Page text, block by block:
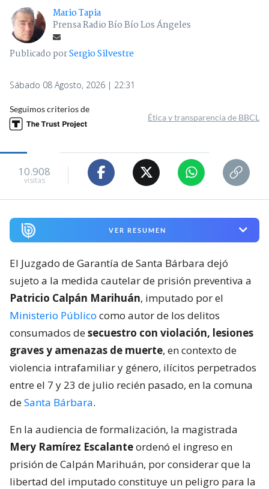
Mario Tapia
Prensa Radio Bío Bío Los Ángeles
Publicado porSergio Silvestre
Sábado 08 Agosto, 2026 | 22:31
Seguimos criterios de
Ética y transparencia de BBCL
10.908
visitas
VER RESUMEN
El Juzgado de Garantía de Santa Bárbara dejó
sujeto a la medida cautelar de prisión preventiva a
Patricio Calpán Marihuán, imputado por el
Ministerio Público como autor de los delitos
consumados desecuestro con violación, lesiones
graves y amenazas de muerte, en contexto de
violencia intrafamiliar y género, ilícitos perpetrados
entre el 7 y 23 de julio recién pasado, en la comuna
deSanta Bárbara.
En la audiencia de formalización, la magistrada
Mery Ramírez Escalanteordenó el ingreso en
prisión de Calpán Marihuán, por considerar que la
libertad del imputado constituye un peligro para la